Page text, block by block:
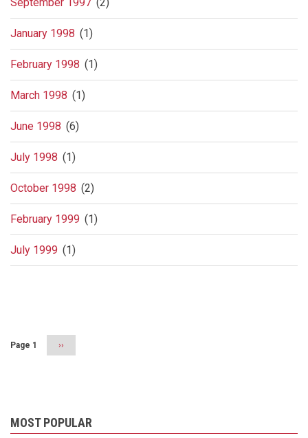
January 1998 (1)
February 1998 (1)
March 1998 (1)
June 1998 (6)
July 1998 (1)
October 1998 (2)
February 1999 (1)
July 1999 (1)
Page 1
Next
››
MOST POPULAR